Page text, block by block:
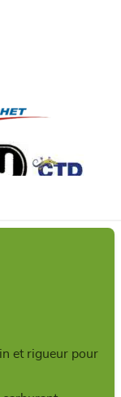
et rigueur pour